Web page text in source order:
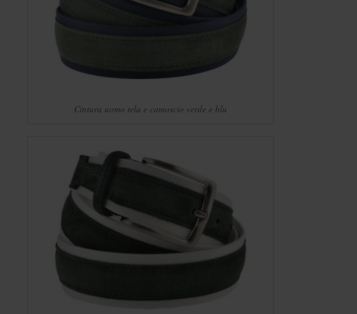
Cintura uomo tela e camoscio verde e blu